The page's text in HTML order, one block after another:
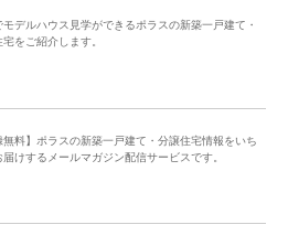
モデルハウス見学ができるポラスの新築一戸建て・
をご紹介します。
無料】ポラスの新築一戸建て・分譲住宅情報をいち
届けするメールマガジン配信サービスです。